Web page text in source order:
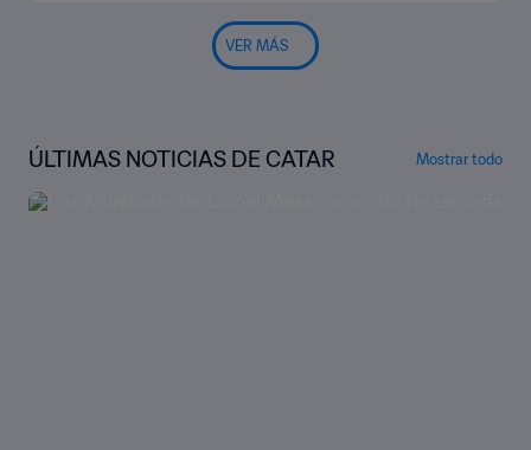
VER MÁS
ÚLTIMAS NOTICIAS DE CATAR Mostrar todo